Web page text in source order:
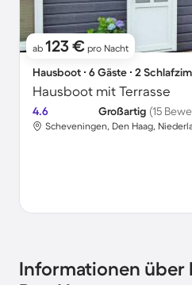
ab 123 € pro Nacht
Hausboot ∙ 6 Gäste ∙ 2
Hausboot mit Terrasse
4.6 Großartig (15
Scheveningen, Den Haag,
Informationen über